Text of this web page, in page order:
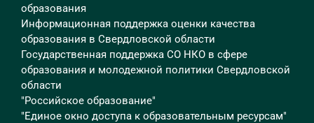
образования
Информационная поддержка оценки качества
образования в Свердловской области
Государственная поддержка СО НКО в сфере
образования и молодежной политики Свердловской
области
"Российское образование"
"Единое окно доступа к образовательным ресурсам"